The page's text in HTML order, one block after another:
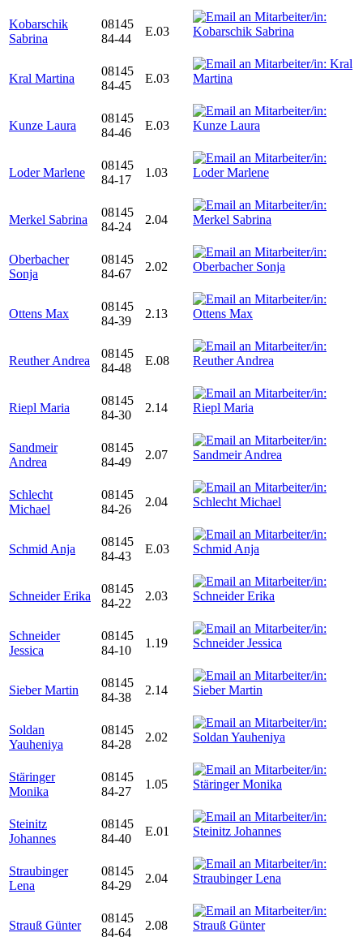
Kobarschik
Sabrina
08145
84-44
E.03
Kral Martina
08145
84-45
E.03
Kunze Laura
08145
84-46
E.03
Loder Marlene
08145
84-17
1.03
Merkel Sabrina
08145
84-24
2.04
Oberbacher
Sonja
08145
84-67
2.02
Ottens Max
08145
84-39
2.13
Reuther Andrea
08145
84-48
E.08
Riepl Maria
08145
84-30
2.14
Sandmeir
Andrea
08145
84-49
2.07
Schlecht
Michael
08145
84-26
2.04
Schmid Anja
08145
84-43
E.03
Schneider Erika
08145
84-22
2.03
Schneider
Jessica
08145
84-10
1.19
Sieber Martin
08145
84-38
2.14
Soldan
Yauheniya
08145
84-28
2.02
Stäringer
Monika
08145
84-27
1.05
Steinitz
Johannes
08145
84-40
E.01
Straubinger
Lena
08145
84-29
2.04
Strauß Günter
08145
84-64
2.08